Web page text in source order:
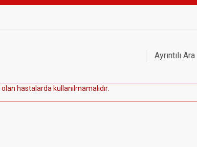
Ayrıntılı Ara
o an hasta arda ku anı mama ıdır